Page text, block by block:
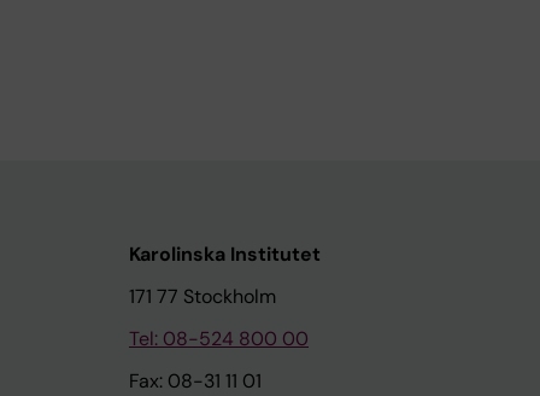
Karolinska Institutet
171 77 Stockholm
Tel: 08-524 800 00
Fax: 08-31 11 01